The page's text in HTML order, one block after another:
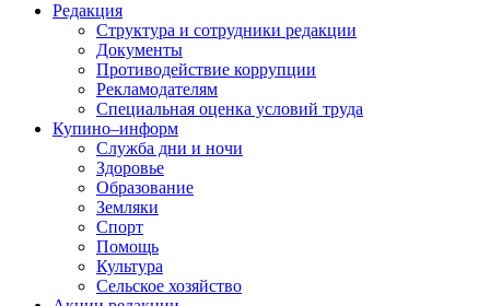
Редакция
Структура и сотрудники редакции
Документы
Противодействие коррупции
Рекламодателям
Специальная оценка условий труда
Купино–информ
Служба дни и ночи
Здоровье
Образование
Земляки
Спорт
Помощь
Культура
Сельское хозяйство